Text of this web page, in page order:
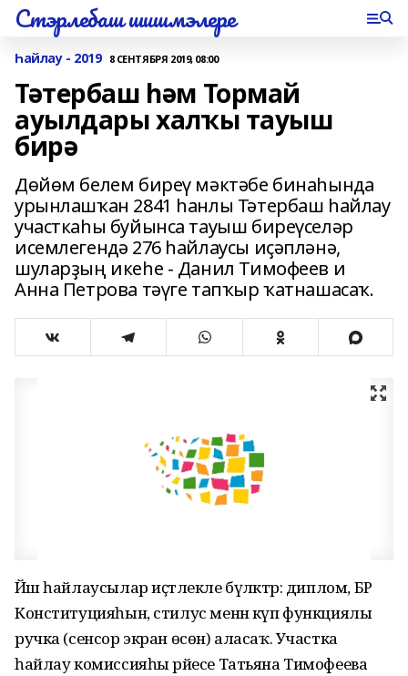
Стэрлебаш шишмэлере
Һайлау - 2019 8 СЕНТЯБРЯ 2019, 08:00
Тәтербаш һәм Тормай
ауылдары халҡы тауыш
бирә
Дөйөм белем биреү мәктәбе бинаһында
урынлашҡан 2841 һанлы Тәтербаш һайлау
участкаһы буйынса тауыш биреүселәр
исемлегендә 276 һайлаусы иҫәпләнә,
шуларҙың икеһе - Данил Тимофеев и
Анна Петрова тәүге тапҡыр ҡатнашасаҡ.
Йәш һайлаусылар иҫтәлекле бүләктәр: диплом, БР
Конституцияһын, стилус менән күп функциялы
ручка (сенсор экран өсөн) аласаҡ. Участка
һайлау комиссияһы рәйесе Татьяна Тимофеева